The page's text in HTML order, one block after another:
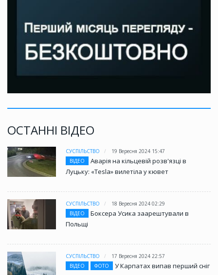
ОСТАННІ ВІДЕО
СУСПІЛЬСТВО
19 Вересня 2024 15:47
ВІДЕО
Аварія на кільцевій розв'язці в
Луцьку: «Tesla» вилетіла у кювет
СУСПІЛЬСТВО
18 Вересня 2024 02:29
ВІДЕО
Боксера Усика заарештували в
Польщі
СУСПІЛЬСТВО
17 Вересня 2024 22:57
ВІДЕО
ФОТО У Карпатах випав перший сніг